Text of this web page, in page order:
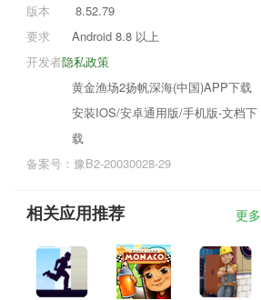
版本
8.52.79
要求
Android 8.8 以上
隐私政策
开发者
黄金渔场2扬帆深海(中国)APP下载
安装IOS/安卓通用版/手机版-文档下
载
备案号：豫B2-20030028-29
相关应用推荐 更多